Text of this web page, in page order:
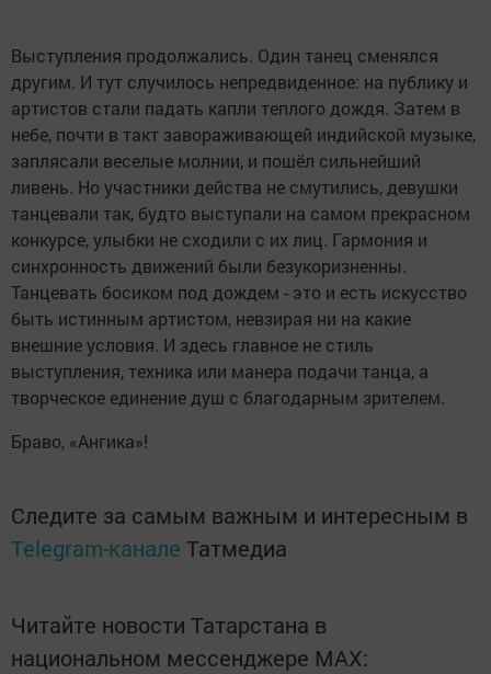
Выступления продолжались. Один танец сменялся
другим. И тут случилось непредвиденное: на публику и
артистов стали падать капли теплого дождя. Затем в
небе, почти в такт завораживающей индийской музыке,
заплясали веселые молнии, и пошёл сильнейший
ливень. Но участники действа не смутились, девушки
танцевали так, будто выступали на самом прекрасном
конкурсе, улыбки не сходили с их лиц. Гармония и
синхронность движений были безукоризненны.
Танцевать босиком под дождем - это и есть искусство
быть истинным артистом, невзирая ни на какие
внешние условия. И здесь главное не стиль
выступления, техника или манера подачи танца, а
творческое единение душ с благодарным зрителем.
Браво, «Ангика»!
Следите за самым важным и интересным в
Telegram-канале Татмедиа
Читайте новости Татарстана в
национальном мессенджере MАХ: